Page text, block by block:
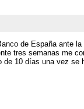
de España ante
tres semanas me
10 días una vez